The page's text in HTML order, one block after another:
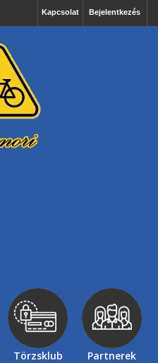
Bejelentkezés
Kapcsolat
Törzsklub Partnerek